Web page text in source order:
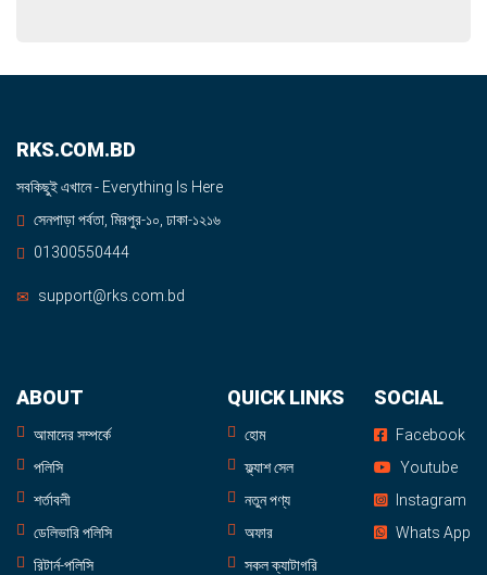
RKS.COM.BD
সবকিছুই এখানে - Everything Is Here
সেনপাড়া পর্বতা, মিরপুর-১০, ঢাকা-১২১৬
01300550444
support@rks.com.bd
ABOUT
আমাদের সম্পর্কে
পলিসি
শর্তাবলী
ডেলিভারি পলিসি
রিটার্ন-পলিসি
QUICK LINKS
হোম
ফ্ল্যাশ সেল
নতুন পণ্য
অফার
সকল ক্যাটাগরি
SOCIAL
Facebook
Youtube
Instagram
Whats App